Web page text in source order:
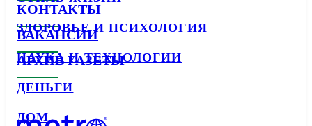
ЗДОРОВЬЕ И ПСИХОЛОГИЯ
НАУКА И ТЕХНОЛОГИИ
ДЕНЬГИ
ДОМ
КОНТАКТЫ
ВАКАНСИИ
АРХИВ ГАЗЕТЫ